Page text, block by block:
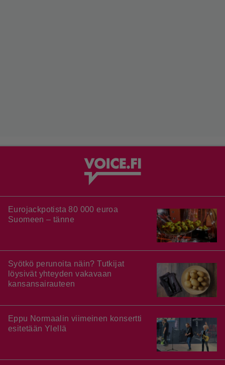
Eurojackpotista 80 000 euroa
Suomeen – tänne
Syötkö perunoita näin? Tutkijat
löysivät yhteyden vakavaan
kansansairauteen
Eppu Normaalin viimeinen konsertti
esitetään Ylellä